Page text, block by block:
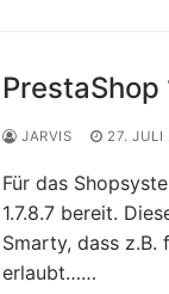
PrestaShop
JARVIS 27. JULI
Für das
1.7.8.7 bereit.
Smarty, dass
erlaubt……